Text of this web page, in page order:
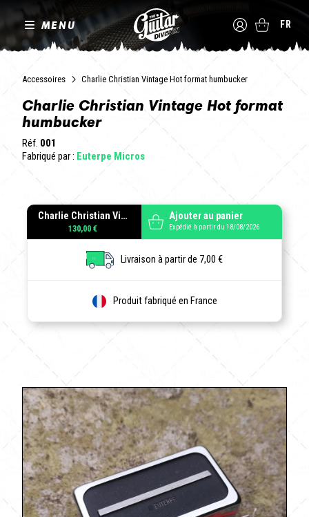
MENU FR
Accessoires Charlie Christian Vintage Hot format humbucker
Charlie Christian Vintage Hot format
humbucker
Réf. 001
Fabriqué par : Euterpe Micros
Charlie Christian Vintage Hot format humbucker
130,00 €
Ajouter au panier
Expédié à partir du 18/08/2026
Livraison à partir de 7,00 €
Produit fabriqué en France